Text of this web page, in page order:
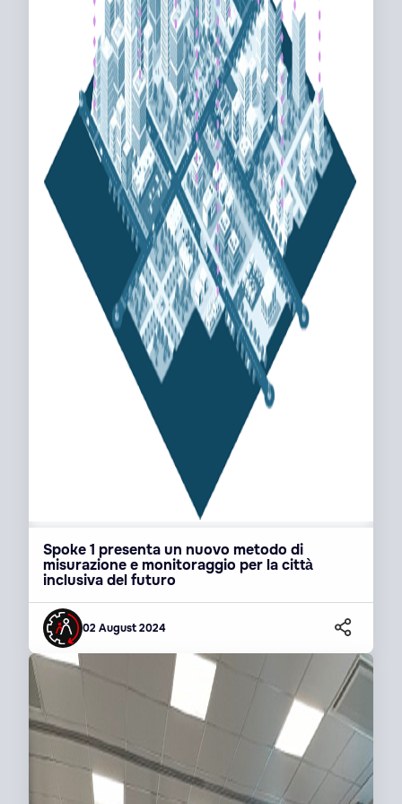
Spoke 1 presenta un nuovo metodo di
misurazione e monitoraggio per la città
inclusiva del futuro
02 August 2024